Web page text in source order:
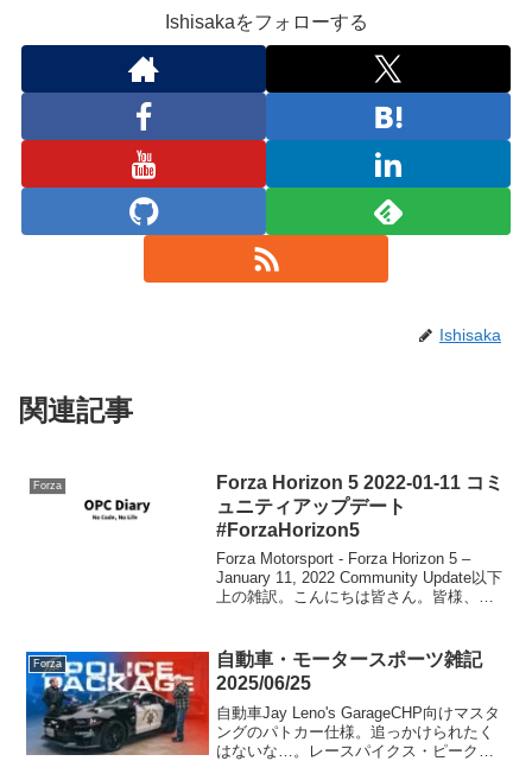
Ishisakaをフォローする
Ishisaka
関連記事
Forza
Forza Horizon 5 2022-01-11 コミ
ュニティアップデート
#ForzaHorizon5
Forza Motorsport - Forza Horizon 5 –
January 11, 2022 Community Update以下
上の雑訳。こんにちは皆さん。皆様、安
Forza
自動車・モータースポーツ雑記
2025/06/25
自動車Jay Leno's GarageCHP向けマスタ
ングのパトカー仕様。追っかけられたく
はないな…。レースパイクス・ピークヒ